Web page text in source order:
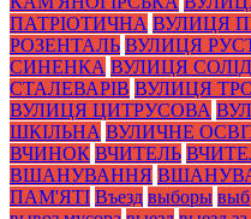
ПАТРІОТИЧНА ВУЛИЦЯ
РОЗЕНТАЛЬ ВУЛИЦЯ
СИНЕНКА ВУЛИЦЯ
СТАЛЕВАРІВ ВУЛИЦЯ
ВУЛИЦЯ ЦИТРУСОВА
ШКІЛЬНА ВУЛИЧНЕ
ВЧИНОК ВЧИТЕЛЬ
ВШАНУВАННЯ
ПАМ'ЯТІ Въезд выборы